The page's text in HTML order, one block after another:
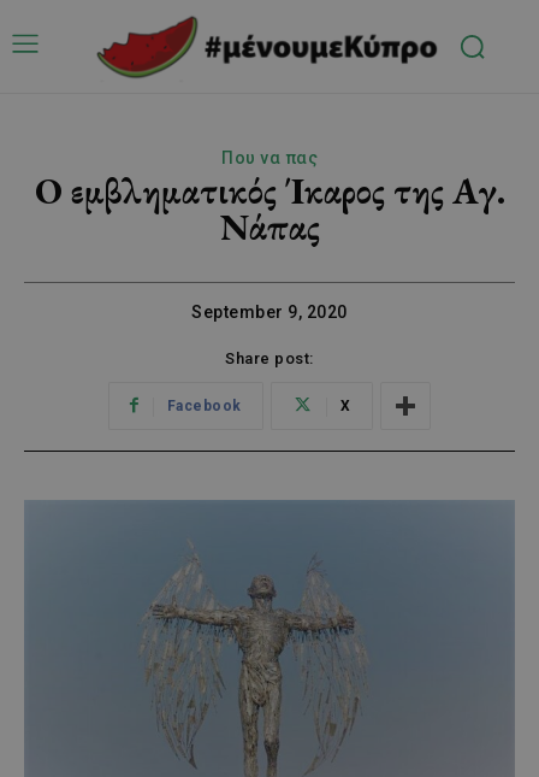
Που να πας
Ο εμβληματικός Ίκαρος της Αγ.
Νάπας
September 9, 2020
Share post:
Facebook X